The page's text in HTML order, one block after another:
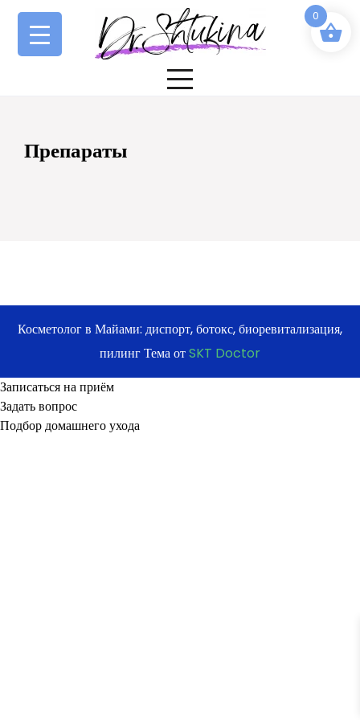
Перейти
содержимому
Препараты
Косметолог в Майами: диспорт, ботокс, биоревитализация,
пилинг Тема отSKT Doctor
0
Записаться на приём
Задать вопрос
Подбор домашнего ухода